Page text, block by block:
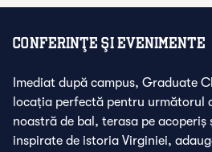
CONFERINŢE ŞI EVENIMENTE
Imediat după campus, Graduate
locația perfectă pentru următorul
noastră de bal, terasa pe acoperiș
inspirate de istoria Virginiei,